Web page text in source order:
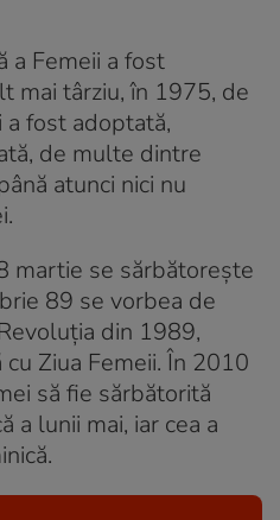
a Femeii a fost
mai târziu, în 1975, de
fost adoptată,
de multe dintre
atunci nici nu
martie se sărbătorește
89 se vorbea de
din 1989,
Ziua Femeii. În 2010
să fie sărbătorită
a lunii mai, iar cea a